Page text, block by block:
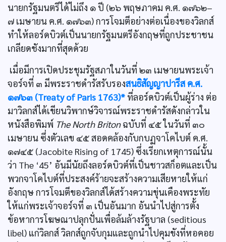
นายกรัฐมนตรีได้ไม่ถึง ๑ ปี (๒๖ พฤษภาคม ค.ศ. ๑๗๖๒–
๗ เมษายน ค.ศ. ๑๗๖๓) การโจมตีอย่างต่อเนื่องของวิลกส์
ทำให้ลอร์ดบิวต์เป็นนายกรัฐมนตรีอังกฤษที่ถูกประชาชน
เกลียดชังมากที่สุดด้วย
เมื่อมีการเปิดประชุมรัฐสภาในวันที่ ๒๓ เมษายนพระเจ้า
จอร์จที่ ๓ มีพระราชดำรัสรับรองสนธิสัญญาปารีส ค.ศ.
๑๗๖๓ (Treaty of Paris 1763)* ที่ลอร์ดบิวต์เป็นผู้ร่าง ต่อ
มาวิลกส์ได้เขียนวิพากษ์วิจารณ์พระราชดำรัสดังกล่าวใน
หนังสือพิมพ์ The North Britonฉบับที่ ๔๕ ในวันที่ ๓๐
เมษายน ซึ่งตัวเลข ๔๕ สอดคล้องกับกบฏจาโคไบต์ ค.ศ.
๑๗๔๕ (Jacobite Rising of 1745) ซึ่งเรียกเหตุการณ์นั้น
ว่า The ‘45’ อันมีนัยถึงลอร์ดบิวต์ที่เป็นชาวสก็อตและเป็น
พวกจาโคไบต์ที่ประสงค์ร้ายจะสร้างความเสียหายให้แก่
อังกฤษ การโจมตีของวิลกส์ได้สร้างความขุ่นเคืองพระทัย
ให้แก่พระเจ้าจอร์จที่ ๓ เป็นอันมาก อันนำไปสู่การตั้ง
ข้อหาการโฆษณาปลุกปั่นเพื่อล้มล้างรัฐบาล (seditious
libel) แก่วิลกส์ วิลกส์ถูกจับกุมและถูกนำไปคุมขังที่หอคอย